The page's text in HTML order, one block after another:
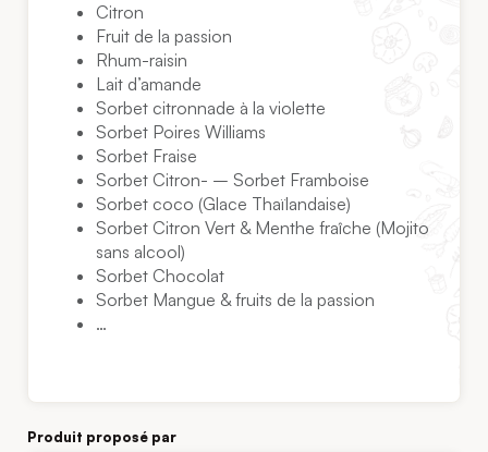
Citron
Fruit de la passion
Rhum-raisin
Lait d’amande
Sorbet citronnade à la violette
Sorbet Poires Williams
Sorbet Fraise
Sorbet Citron- – Sorbet Framboise
Sorbet coco (Glace Thaïlandaise)
Sorbet Citron Vert & Menthe fraîche (Mojito
sans alcool)
Sorbet Chocolat
Sorbet Mangue & fruits de la passion
…
Produit proposé par